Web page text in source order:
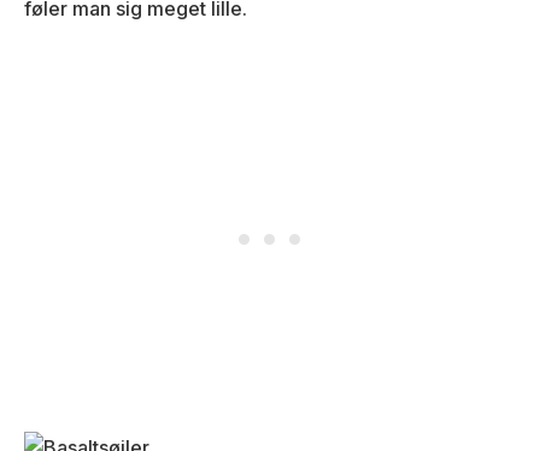
føler man sig meget lille.